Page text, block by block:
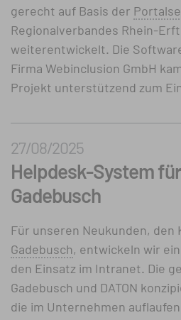
gerecht auf Basis der
Regional­verbandes Rhein-
weiterentwickelt. Die
Firma Webinclusion GmbH
Projekt unterstützend zum
27/08/2025
Helpdesk-System
Gadebusch
Für unseren Neukunden, den
Gadebusch, entwickeln wir
den Einsatz im Intranet. Die
Gadebusch und DATON
die im Unternehmen